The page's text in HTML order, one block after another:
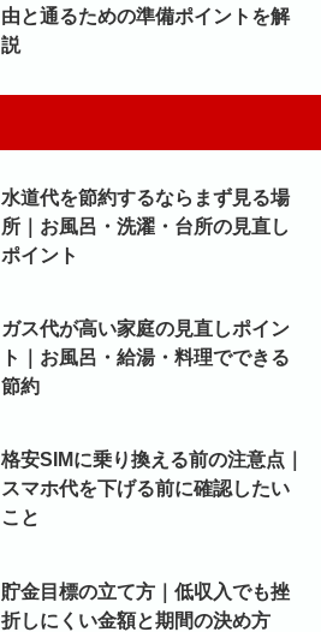
由と通るための準備ポイントを解
説
水道代を節約するならまず見る場
所｜お風呂・洗濯・台所の見直し
ポイント
ガス代が高い家庭の見直しポイン
ト｜お風呂・給湯・料理でできる
節約
格安SIMに乗り換える前の注意点｜
スマホ代を下げる前に確認したい
こと
貯金目標の立て方｜低収入でも挫
折しにくい金額と期間の決め方